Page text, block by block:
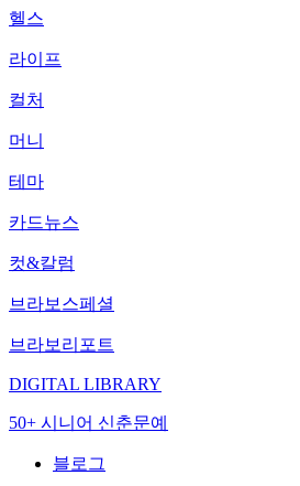
헬스
라이프
컬처
머니
테마
카드뉴스
컷&칼럼
브라보스페셜
브라보리포트
DIGITAL LIBRARY
50+ 시니어 신춘문예
블로그